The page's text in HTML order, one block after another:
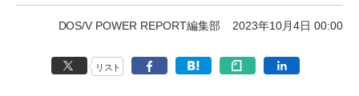
DOS/V POWER REPORT編集部 2023年10月4日 00:00
リスト